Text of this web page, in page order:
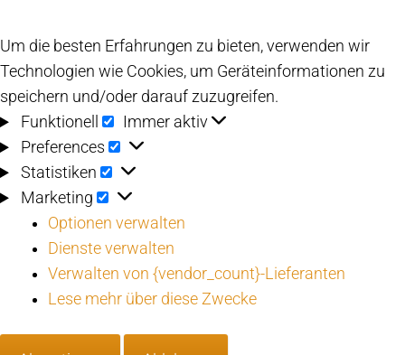
Um die besten Erfahrungen zu bieten, verwenden wir
Technologien wie Cookies, um Geräteinformationen zu
speichern und/oder darauf zuzugreifen.
Funktionell
Funktionell
Immer aktiv
Preferences
Preferences
Statistiken Statistiken
Marketing Marketing
Optionen verwalten
Dienste verwalten
Verwalten von {vendor_count}-Lieferanten
Lese mehr über diese Zwecke